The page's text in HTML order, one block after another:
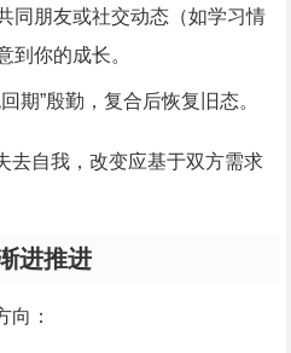
同朋友或社交动态（如学习情
到你的成长。
期”殷勤，复合后恢复旧态。
去自我，改变应基于双方需求
进推进
向：